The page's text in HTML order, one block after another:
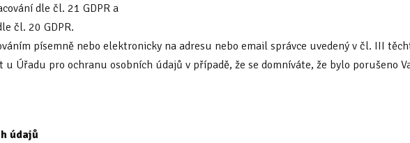
dle čl. 21 GDPR a
čl. 20 GDPR.
písemně nebo elektronicky na adresu nebo email správce uvedený v čl. III
Úřadu pro ochranu osobních údajů v případě, že se domníváte, že bylo porušeno
údajů